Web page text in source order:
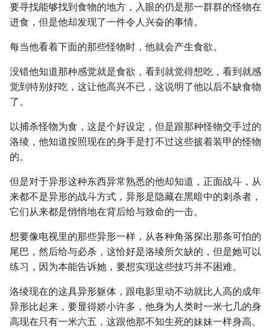
要寻找能够找到食物的地方，入眼的仍是那一群群的怪物在
进食，但是他却发现了一件令人兴奋的事情。
每当他看着下面的那些怪物时，他就会产生食欲。
没错他知道那种感觉就是食欲，看到就觉得想吃，看到就感
觉到特别好吃，这让他高兴不已，这说明了他以后不缺食物
了。
以捕杀怪物为食，这是个好设定，但是跟那种怪物交手过的
洛绫，他知道按照现在的身手是打不过这些披着装甲的怪物
的。
但是对于异形这种东西异常熟悉的他却知道，正面战斗，从
来都不是异形的战斗方式，异形是隐藏在黑暗中的刺杀者，
它们从来都是悄悄地在背后给与致命的一击。
想要像电视里的那些异形一样，从各种角落探出那条可怕的
尾巴，然后给与必杀，这恰好是洛绫所欠缺的，但是她可以
练习，因为本能告诉她，要想实现这些技巧并不困难。
洛绫现在的这具异形躯体，跟电影里动不动就比人高的成年
异形比起来，要显得娇小许多，他身为人类时一米七几的身
高现在只有一米六五，这跟他那不知生死的妹妹一样身高。